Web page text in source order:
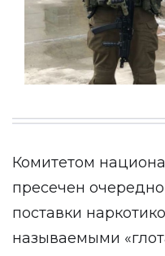
Комитетом
пресечен
поставки
называемыми